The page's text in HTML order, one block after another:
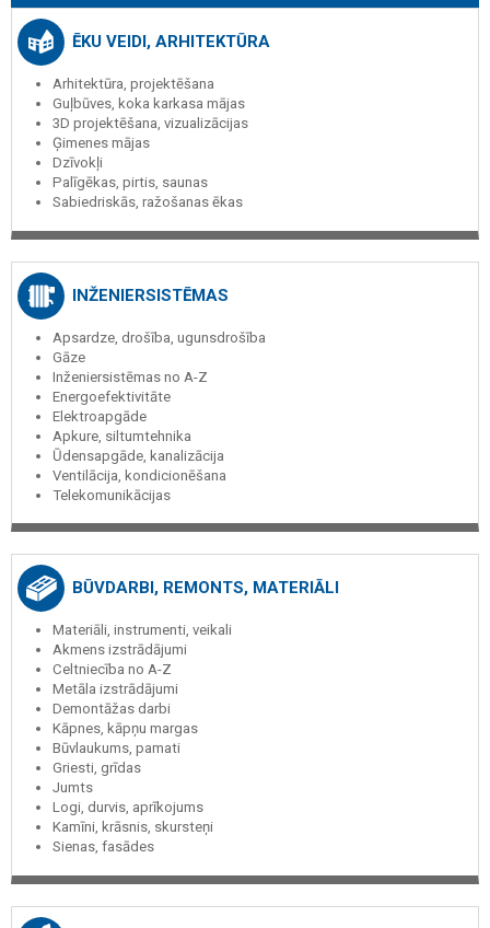
ĒKU VEIDI, ARHITEKTŪRA
Arhitektūra, projektēšana
Guļbūves, koka karkasa mājas
3D projektēšana, vizualizācijas
Ģimenes mājas
Dzīvokļi
Palīgēkas, pirtis, saunas
Sabiedriskās, ražošanas ēkas
INŽENIERSISTĒMAS
Apsardze, drošība, ugunsdrošība
Gāze
Inženiersistēmas no A-Z
Energoefektivitāte
Elektroapgāde
Apkure, siltumtehnika
Ūdensapgāde, kanalizācija
Ventilācija, kondicionēšana
Telekomunikācijas
BŪVDARBI, REMONTS, MATERIĀLI
Materiāli, instrumenti, veikali
Akmens izstrādājumi
Celtniecība no A-Z
Metāla izstrādājumi
Demontāžas darbi
Kāpnes, kāpņu margas
Būvlaukums, pamati
Griesti, grīdas
Jumts
Logi, durvis, aprīkojums
Kamīni, krāsnis, skursteņi
Sienas, fasādes